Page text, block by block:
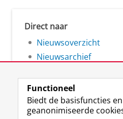
Direct naar
Nieuwsoverzicht
Nieuwsarchief
Functioneel
Biedt de basisfuncties
geanonimiseerde